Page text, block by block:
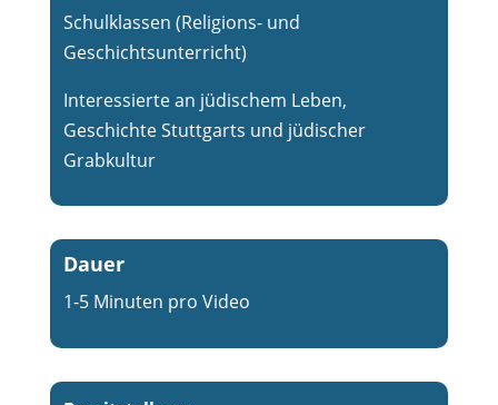
Schulklassen (Religions- und
Geschichtsunterricht)
Interessierte an jüdischem Leben,
Geschichte Stuttgarts und jüdischer
Grabkultur
Dauer
1-5 Minuten pro Video